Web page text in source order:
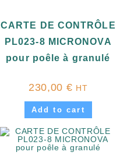
CARTE DE CONTRÔLE
PL023-8 MICRONOVA
pour poêle à granulé
230,00 € HT
Add to cart